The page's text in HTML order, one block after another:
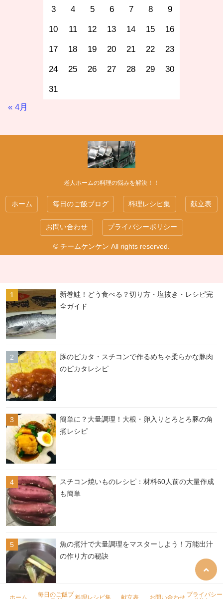
3 4 5 6 7 8 9
10 11 12 13 14 15 16
17 18 19 20 21 22 23
24 25 26 27 28 29 30
31
« 4月
老人ホームの料理の悩みを解決！！
ホーム 毎日のご飯ブログ 料理レシピ集 献立表
お問い合わせ プライバシーポリシー
© チームケンケン All rights reserved.
ホーム
毎日のご飯ブ 料理レシピ集 献立表 お問い合わせ プライバシー
新巻鮭！どう食べる？切り方・塩抜き・レシピ完
全ガイド
豚のピカタ・スチコンで作るめちゃ柔らかな豚肉
のピカタレシピ
簡単に？大量調理！大根・卵入りとろとろ豚の角
煮レシピ
スチコン焼いものレシピ：材料60人前の大量作成
も簡単
魚の煮汁で大量調理をマスターしよう！万能出汁
の作り方の秘訣